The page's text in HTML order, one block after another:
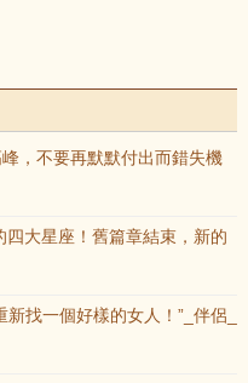
，不要再默默付出而錯失機
大星座！舊篇章結束，新的
找一個好樣的女人！”_伴侶_